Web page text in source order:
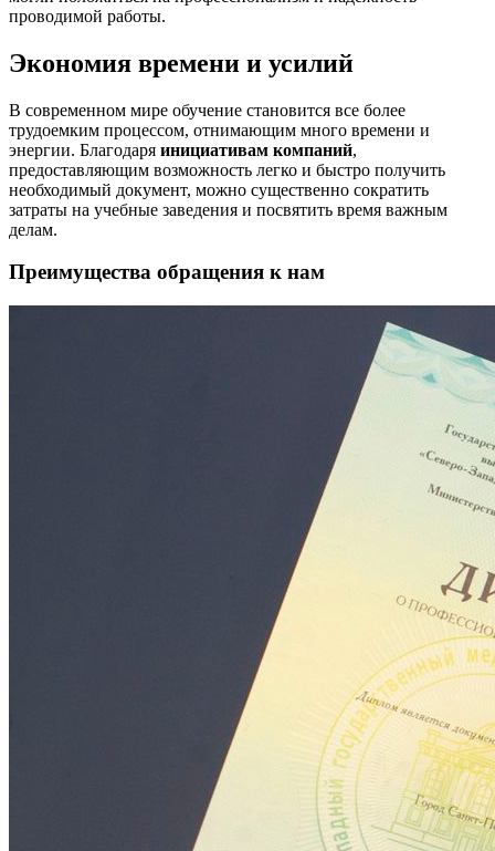
проводимой работы.
Экономия времени и усилий
В современном мире обучение становится все более
трудоемким процессом, отнимающим много времени и
энергии. Благодаря инициативам компаний,
предоставляющим возможность легко и быстро получить
необходимый документ, можно существенно сократить
затраты на учебные заведения и посвятить время важным
делам.
Преимущества обращения к нам